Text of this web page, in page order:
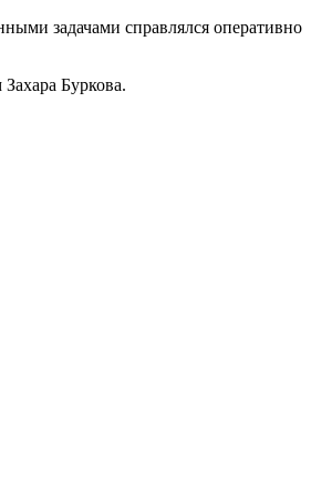
задачами справлялся оперативно
Буркова.